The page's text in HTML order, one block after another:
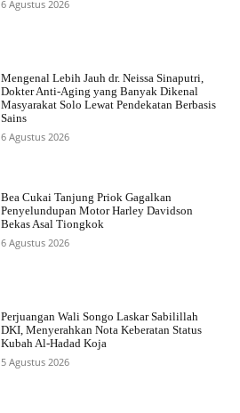
6 Agustus 2026
Mengenal Lebih Jauh dr. Neissa Sinaputri,
Dokter Anti-Aging yang Banyak Dikenal
Masyarakat Solo Lewat Pendekatan Berbasis
Sains
6 Agustus 2026
Bea Cukai Tanjung Priok Gagalkan
Penyelundupan Motor Harley Davidson
Bekas Asal Tiongkok
6 Agustus 2026
Perjuangan Wali Songo Laskar Sabilillah
DKI, Menyerahkan Nota Keberatan Status
Kubah Al-Hadad Koja
5 Agustus 2026